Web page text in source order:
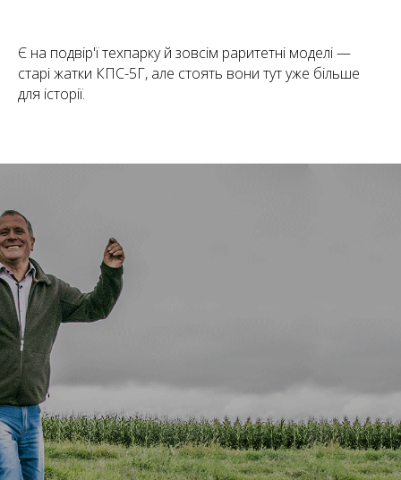
Є на подвір'ї техпарку й зовсім раритетні моделі —
старі жатки КПС-5Г, але стоять вони тут уже більше
для історії.